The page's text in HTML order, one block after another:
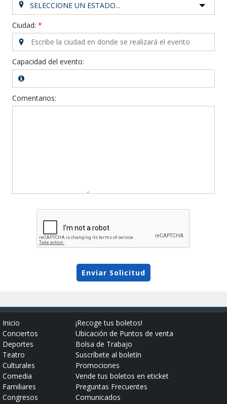
SELECCIONE UN ESTADO...
Ciudad:
Capacidad del evento:
Comentarios:
Enviar Solicitud
Inicio
Conciertos
Deportes
Teatro
Culturales
Comedia
Familiares
Congresos
¡Recoge tus boletos!
Ubicación de Puntos de venta
Bolsa de Trabajo
Suscríbete al boletín
Promociones
Vende tus boletos en eticket
Preguntas Frecuentes
Comunicados